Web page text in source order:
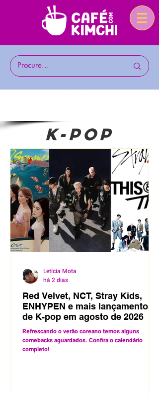
k-pop
Red Velvet, NCT, Stray Kids,
ENHYPEN e mais lançamentos
de K-pop em agosto de 2026
Refrescando o verão coreano temos alguns
comebacks aguardados. Confira o calendário
completo!
Letícia Mota
há 2 dias